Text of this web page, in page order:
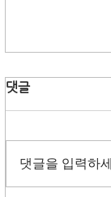
댓글
댓글을 입력하